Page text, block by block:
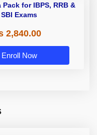
Pack for IBPS, RRB &
SBI Exams
2,840.00
Enroll Now